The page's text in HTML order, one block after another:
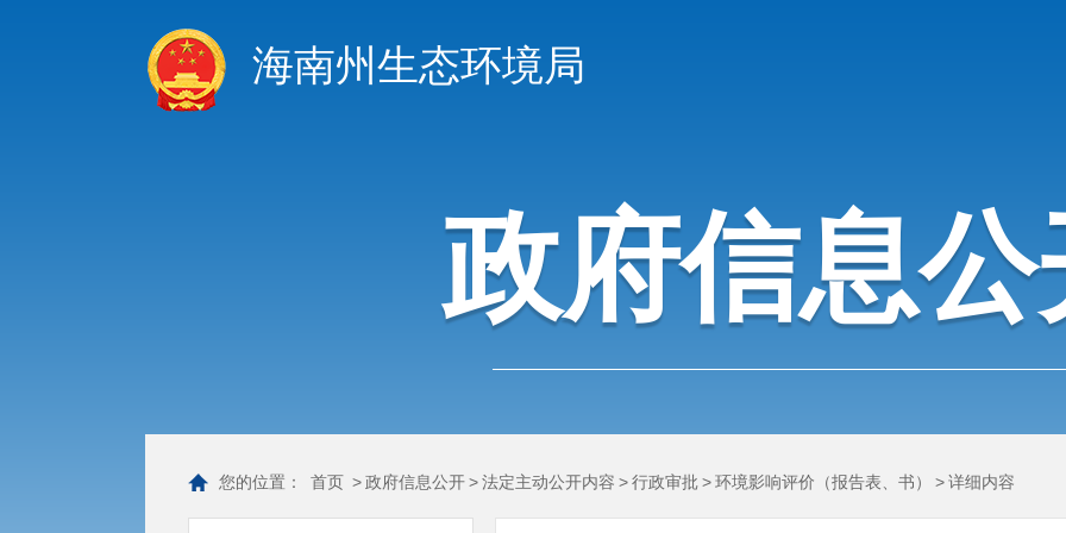
海南州生态环境局
政府信息公
您的位置： 首页 >政府信息公开>法定主动公开内容 >行政审批>环境影响评价（报告表、书） >详细内容